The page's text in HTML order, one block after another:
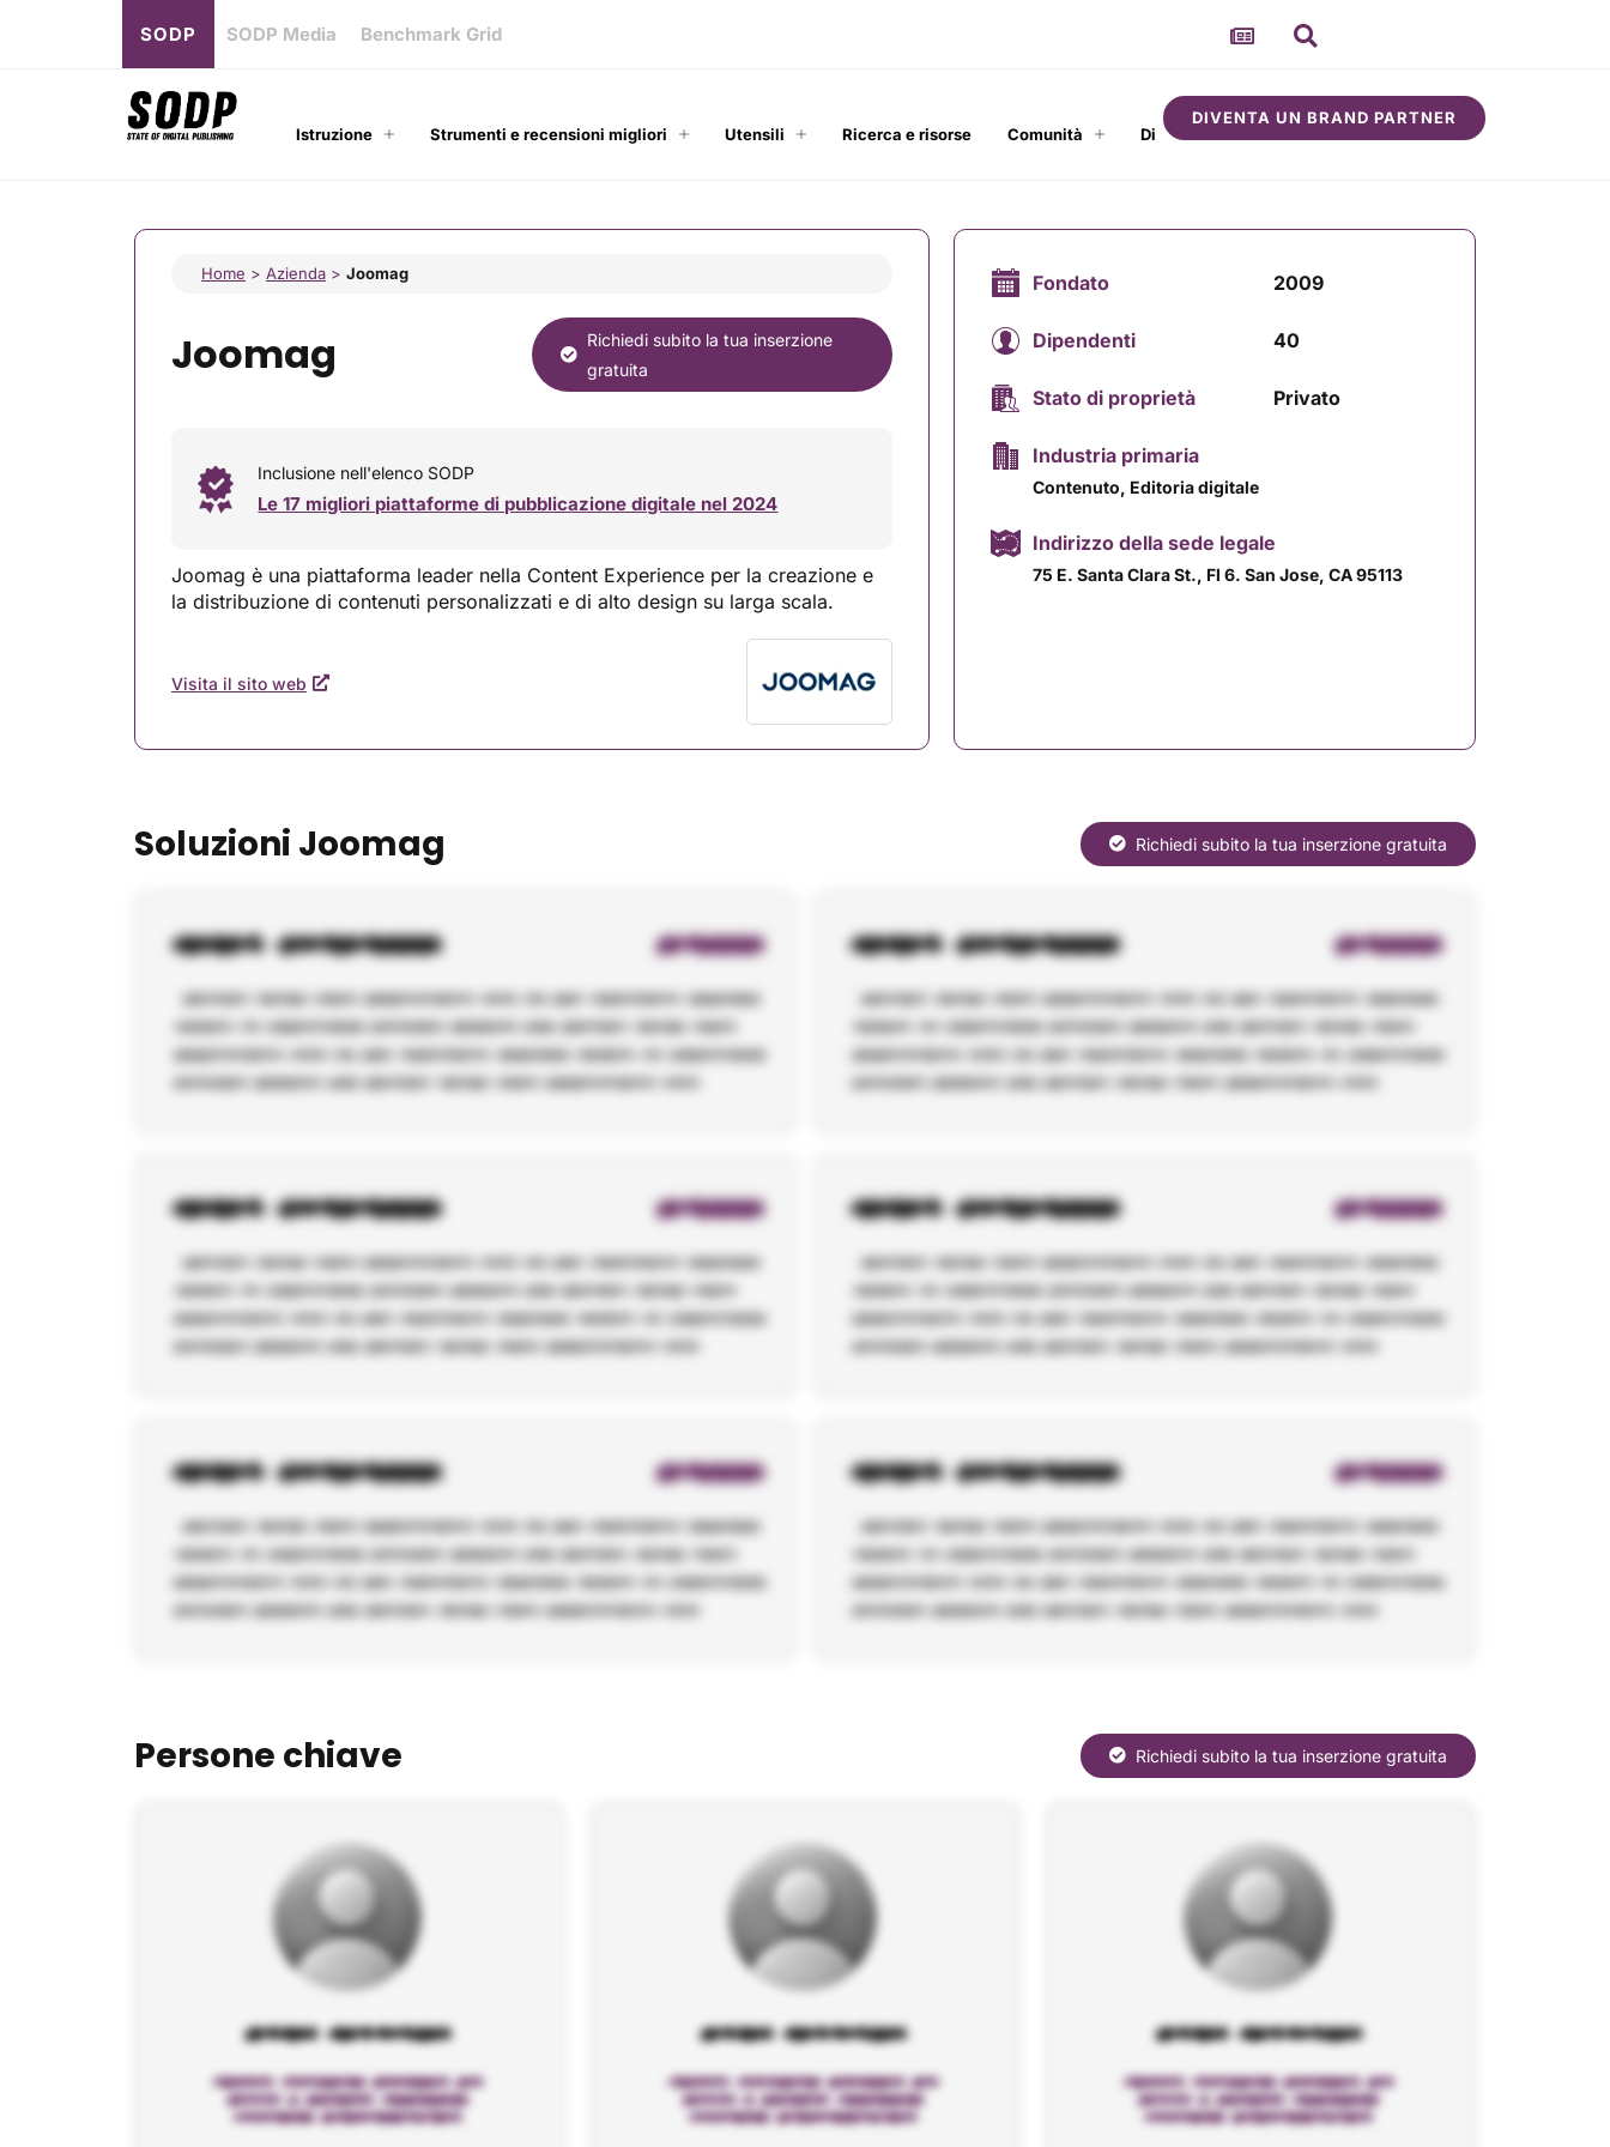
SODP SODP Media Benchmark Grid
Istruzione Strumenti e recensioni migliori Utensili Ricerca e risorse Comunità Di
DIVENTA UN BRAND PARTNER
Home > Azienda > Joomag
Joomag
Richiedi subito la tua inserzione
gratuita
Inclusione nell'elenco SODP
Le 17 migliori piattaforme di pubblicazione digitale nel 2024
Joomag è una piattaforma leader nella Content Experience per la creazione e
la distribuzione di contenuti personalizzati e di alto design su larga scala.
Visita il sito web
Fondato 2009
Dipendenti 40
Stato di proprietà Privato
Industria primaria
Contenuto, Editoria digitale
Indirizzo della sede legale
75 E. Santa Clara St., Fl 6. San Jose, CA 95113
Soluzioni Joomag Richiedi subito la tua inserzione gratuita
Persone chiave Richiedi subito la tua inserzione gratuita